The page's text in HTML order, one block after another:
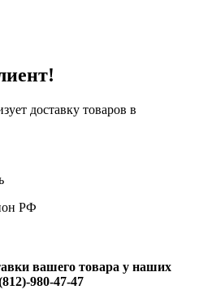
доставку товаров в
РФ
вашего товара у наших
980-47-47